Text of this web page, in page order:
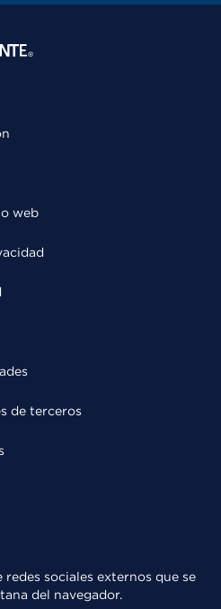
web
de terceros
redes sociales externos que se
del navegador.